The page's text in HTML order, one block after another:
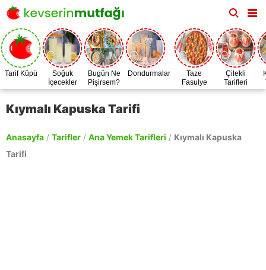
Tarif Küpü
Soğuk
İçecekler
Bugün Ne
Pişirsem?
Dondurmalar
Taze
Fasulye
Zamanı
Çilekli
Tarifleri
Kıymalı Kapuska Tarifi
Anasayfa / Tarifler / Ana Yemek Tarifleri / Kıymalı Kapuska
Tarifi